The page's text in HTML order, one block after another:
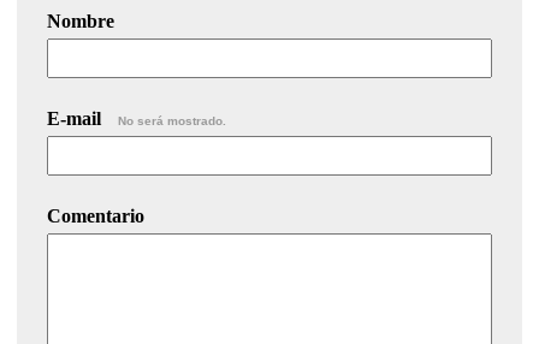
Nombre
E-mail No será mostrado.
Comentario